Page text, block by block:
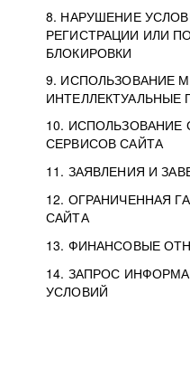
8. НАРУШЕНИЕ
РЕГИСТРАЦИИ ИЛИ
БЛОКИРОВКИ
9. ИСПОЛЬЗОВАНИЕ
ИНТЕЛЛЕКТУАЛЬНЫЕ
10.
СЕРВИСОВ САЙТА
11. ЗАЯВЛЕНИЯ И
12. ОГРАНИЧЕННАЯ
САЙТА
13. ФИНАНСОВЫЕ
14. ЗАПРОС
УСЛОВИЙ